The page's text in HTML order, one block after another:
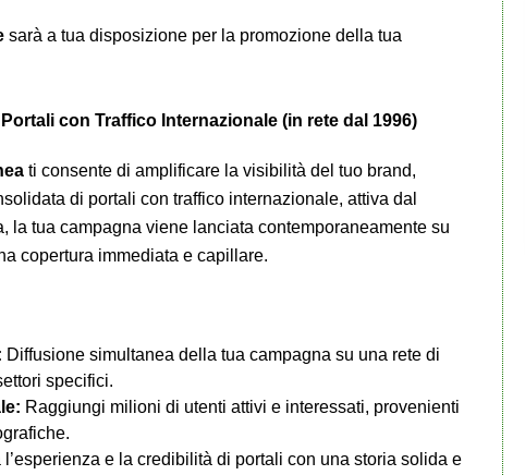
sarà a tua disposizione per la promozione della tua
con Traffico Internazionale (in rete dal 1996)
ti consente di amplificare la visibilità del tuo brand,
di portali con traffico internazionale, attiva dal
la tua campagna viene lanciata contemporaneamente su
copertura immediata e capillare.
Diffusione simultanea della tua campagna su una rete di
specifici.
Raggiungi milioni di utenti attivi e interessati, provenienti
l’esperienza e la credibilità di portali con una storia solida e